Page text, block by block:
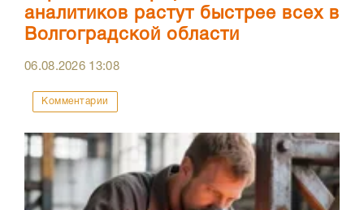
аналитиков растут быстрее всех в
Волгоградской области
06.08.2026 13:08
Комментарии